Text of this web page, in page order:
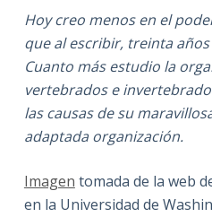
Hoy creo menos en el
que al escribir, treinta años
Cuanto más estudio la
vertebrados e
las causas de su
adaptada organización.
Imagen tomada de la web
en la Universidad de